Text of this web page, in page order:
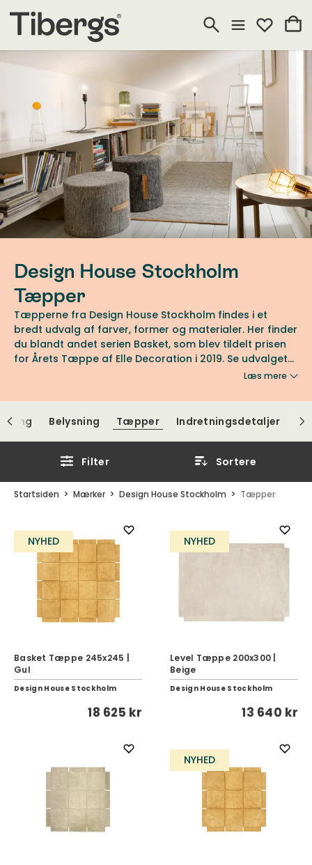
Design House Stockholm
Tæpper
Tæpperne fra Design House Stockholm findes i et
bredt udvalg af farver, former og materialer. Her finder
du blandt andet serien Basket, som blev tildelt prisen
for Årets Tæppe af Elle Decoration i 2019. Se udvalget
fra Design House Stockholm hos os hos Tibergs Möbler.
Læs mere
Belysning Tæpper Indretningsdetaljer
Filter Sortere
Startsiden Mærker Design House Stockholm Tæpper
NYHED
Basket Tæppe 245x245 |
Gul
Design House Stockholm
18 625 kr
NYHED
Level Tæppe 200x300 |
Beige
Design House Stockholm
13 640 kr
NYHED